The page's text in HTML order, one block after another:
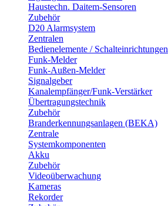
Haustechn. Daitem-Sensoren
Zubehör
D20 Alarmsystem
Zentralen
Bedienelemente / Schalteinrichtungen
Funk-Melder
Funk-Außen-Melder
Signalgeber
Kanalempfänger/Funk-Verstärker
Übertragungstechnik
Zubehör
Branderkennungsanlagen (BEKA)
Zentrale
Systemkomponenten
Akku
Zubehör
Videoüberwachung
Kameras
Rekorder